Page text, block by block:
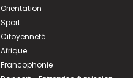
Orientation
Sport
Citoyenneté
Afrique
Francophonie